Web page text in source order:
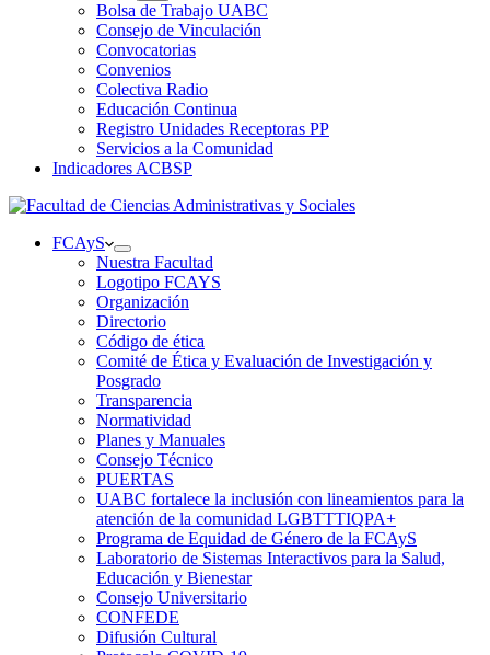
Bolsa de Trabajo UABC
Consejo de Vinculación
Convocatorias
Convenios
Colectiva Radio
Educación Continua
Registro Unidades Receptoras PP
Servicios a la Comunidad
Indicadores ACBSP
FCAyS
Nuestra Facultad
Logotipo FCAYS
Organización
Directorio
Código de ética
Comité de Ética y Evaluación de Investigación y
Posgrado
Transparencia
Normatividad
Planes y Manuales
Consejo Técnico
PUERTAS
UABC fortalece la inclusión con lineamientos para la
atención de la comunidad LGBTTTIQPA+
Programa de Equidad de Género de la FCAyS
Laboratorio de Sistemas Interactivos para la Salud,
Educación y Bienestar
Consejo Universitario
CONFEDE
Difusión Cultural